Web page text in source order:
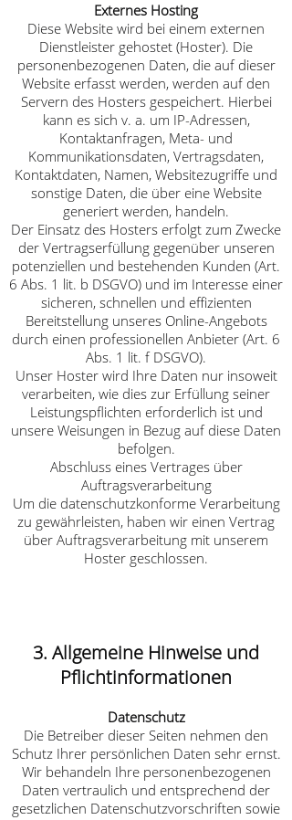
Externes Hosting
Diese Website wird bei einem externen
Dienstleister gehostet (Hoster). Die
personenbezogenen Daten, die auf dieser
Website erfasst werden, werden auf den
Servern des Hosters gespeichert. Hierbei
kann es sich v. a. um IP-Adressen,
Kontaktanfragen, Meta- und
Kommunikationsdaten, Vertragsdaten,
Kontaktdaten, Namen, Websitezugriffe und
sonstige Daten, die über eine Website
generiert werden, handeln.
Der Einsatz des Hosters erfolgt zum Zwecke
der Vertragserfüllung gegenüber unseren
potenziellen und bestehenden Kunden (Art.
6 Abs. 1 lit. b DSGVO) und im Interesse einer
sicheren, schnellen und effizienten
Bereitstellung unseres Online-Angebots
durch einen professionellen Anbieter (Art. 6
Abs. 1 lit. f DSGVO).
Unser Hoster wird Ihre Daten nur insoweit
verarbeiten, wie dies zur Erfüllung seiner
Leistungspflichten erforderlich ist und
unsere Weisungen in Bezug auf diese Daten
befolgen.
Abschluss eines Vertrages über
Auftragsverarbeitung
Um die datenschutzkonforme Verarbeitung
zu gewährleisten, haben wir einen Vertrag
über Auftragsverarbeitung mit unserem
Hoster geschlossen.
3. Allgemeine Hinweise und
Pflicht­informationen
Datenschutz
Die Betreiber dieser Seiten nehmen den
Schutz Ihrer persönlichen Daten sehr ernst.
Wir behandeln Ihre personenbezogenen
Daten vertraulich und entsprechend der
gesetzlichen Datenschutzvorschriften sowie